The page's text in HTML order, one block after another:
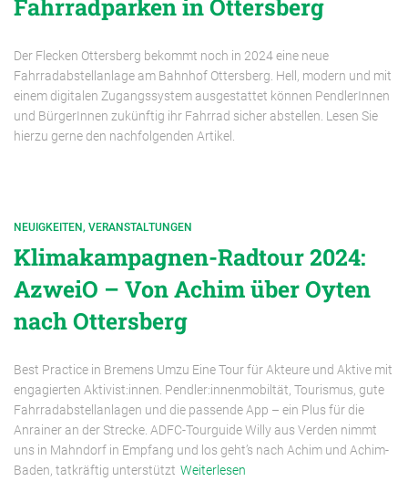
Fahrradparken in Ottersberg
Der Flecken Ottersberg bekommt noch in 2024 eine neue
Fahrradabstellanlage am Bahnhof Ottersberg. Hell, modern und mit
einem digitalen Zugangssystem ausgestattet können PendlerInnen
und BürgerInnen zukünftig ihr Fahrrad sicher abstellen. Lesen Sie
hierzu gerne den nachfolgenden Artikel.
NEUIGKEITEN VERANSTALTUNGEN
Klimakampagnen-Radtour 2024:
AzweiO – Von Achim über Oyten
nach Ottersberg
Best Practice in Bremens Umzu Eine Tour für Akteure und Aktive mit
engagierten Aktivist:innen. Pendler:innenmobiltät, Tourismus, gute
Fahrradabstellanlagen und die passende App – ein Plus für die
Anrainer an der Strecke. ADFC-Tourguide Willy aus Verden nimmt
uns in Mahndorf in Empfang und los geht’s nach Achim und Achim-
Baden, tatkräftig unterstützt Weiterlesen